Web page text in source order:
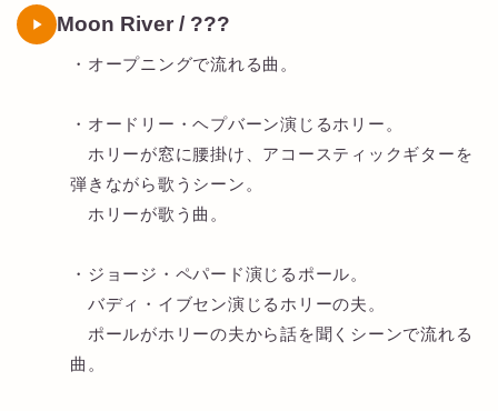
Moon River / ???
・オープニングで流れる曲。
・オードリー・ヘプバーン演じるホリー。
ホリーが窓に腰掛け、アコースティックギターを
弾きながら歌うシーン。
ホリーが歌う曲。
・ジョージ・ペパード演じるポール。
バディ・イブセン演じるホリーの夫。
ポールがホリーの夫から話を聞くシーンで流れる
曲。